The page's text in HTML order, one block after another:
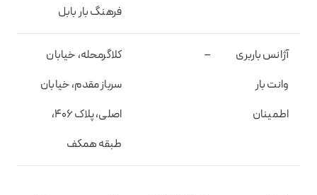
فرهنگ بار بابل
آژانس باربری
وانت بار
اطمینان
–
کلاگرمحله، خیابان
سرباز مقدم، خیابان
اصلی، پلاک ۴۰۶،
طبقه همکف